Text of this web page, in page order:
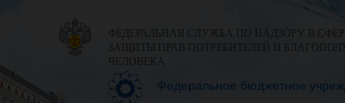
ФЕДЕРАЛЬНАЯ СЛУЖБА ПО НАДЗОРУ В СФЕРЕ
ЗАЩИТЫ ПРАВ ПОТРЕБИТЕЛЕЙ И
ЧЕЛОВЕКА
Федеральное бюджетное